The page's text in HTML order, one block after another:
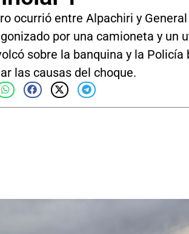
ocurrió entre Alpachiri y
por una camioneta y un
sobre la banquina y la Policía
las causas del choque.